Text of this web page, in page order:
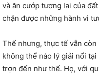
và ăn cướp tương lai của
chặn được những hành vi
Thế nhưng, thực tế vẫn
không thể nào lý giải nổi
trợn đến như thế. Họ, với